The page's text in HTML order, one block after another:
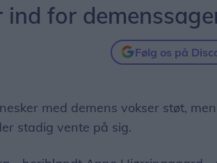
for
Følg os på
med demens vokser støt, men
stadig vente på sig.